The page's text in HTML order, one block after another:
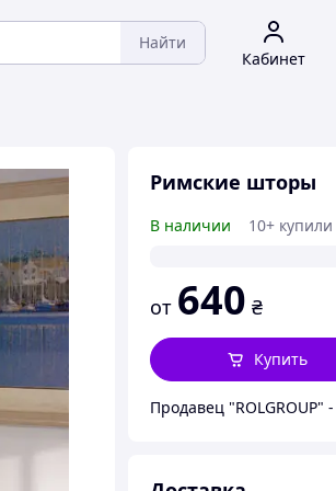
Найти
Кабинет
Римские шторы
В наличии 10+ купили
от 640 ₴
Купить